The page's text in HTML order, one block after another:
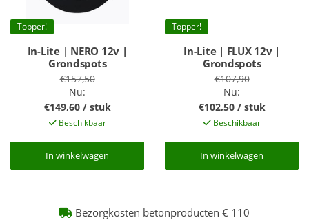
Topper!
In-Lite | NERO 12v |
Grondspots
€157,50
Nu:
€149,60 / stuk
Beschikbaar
In winkelwagen
In winkelwagen
Topper!
In-Lite | FLUX 12v |
Grondspots
€107,90
Nu:
€102,50 / stuk
Beschikbaar
In winkelwagen
In winkelwagen
Bezorgkosten betonproducten € 110